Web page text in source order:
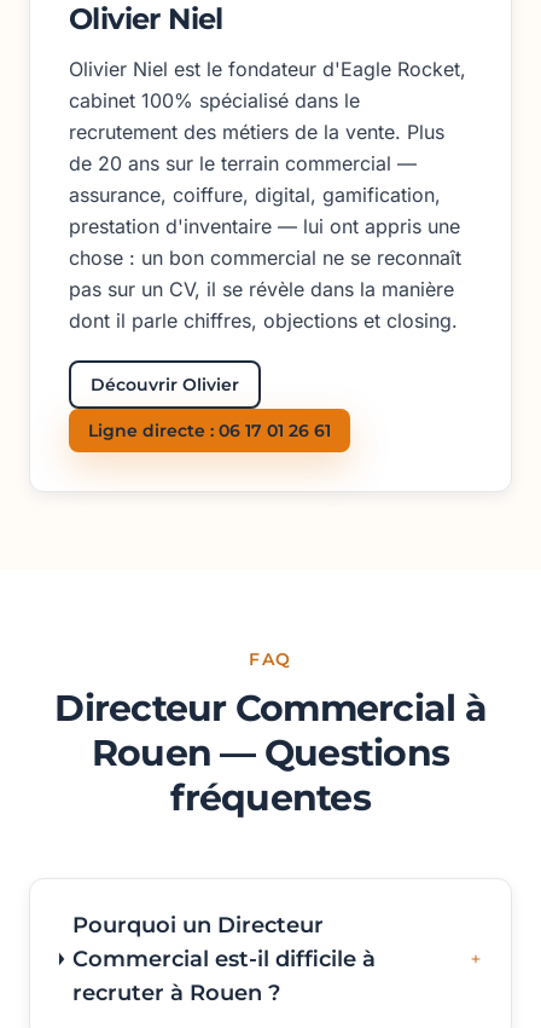
Olivier Niel
Olivier Niel est le fondateur d'Eagle Rocket,
cabinet 100% spécialisé dans le
recrutement des métiers de la vente. Plus
de 20 ans sur le terrain commercial —
assurance, coiffure, digital, gamification,
prestation d'inventaire — lui ont appris une
chose : un bon commercial ne se reconnaît
pas sur un CV, il se révèle dans la manière
dont il parle chiffres, objections et closing.
Découvrir Olivier
Ligne directe : 06 17 01 26 61
FAQ
Directeur Commercial à
Rouen — Questions
fréquentes
Pourquoi un Directeur
Commercial est-il difficile à
recruter à Rouen ?